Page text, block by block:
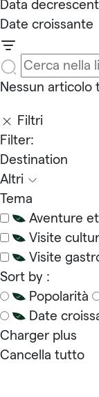
Data
Date croissante
Nessun articolo
Filtri
Filter:
Destination
Altri
Tema
Aventure
Visite
Visite
Sort by :
Popolarità
Date
Charger plus
Cancella tutto